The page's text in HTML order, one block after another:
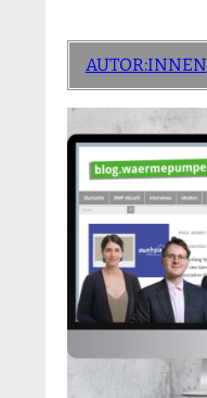
AUTOR:INNEN